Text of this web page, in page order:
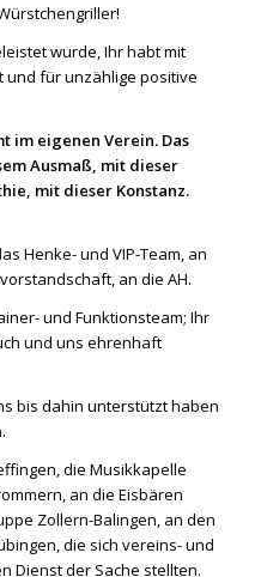
wurde, Ihr habt mit
und für unzählige positive
im eigenen Verein. Das
Ausmaß, mit dieser
mit dieser Konstanz.
Henke- und VIP-Team, an
an die AH.
und Funktionsteam; Ihr
und uns ehrenhaft
bis dahin unterstützt haben
die Musikkapelle
an die Eisbären
Zollern-Balingen, an den
die sich vereins- und
Dienst der Sache stellten.